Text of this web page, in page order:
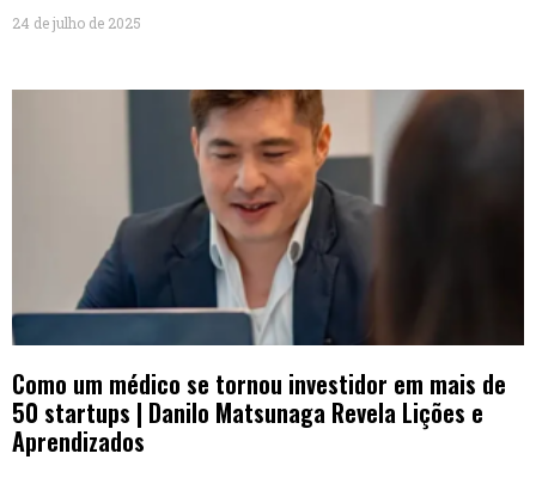
24 de julho de 2025
Como um médico se tornou investidor em mais de
50 startups | Danilo Matsunaga Revela Lições e
Aprendizados